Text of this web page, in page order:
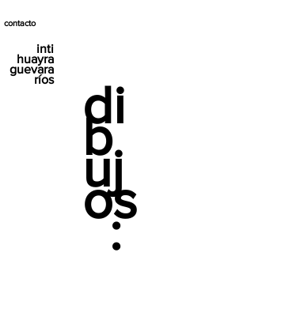
inti
huayra
guevara
ríos
contacto
di
b
uj
os
: